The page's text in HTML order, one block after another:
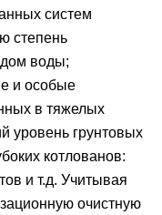
систем
степень
воды;
и особые
в тяжелых
уровень грунтовых
котлованов:
и т.д. Учитывая
очистную